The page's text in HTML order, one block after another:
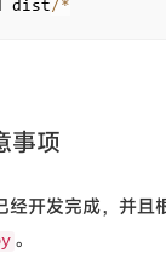
dist/ *
事项
经开发完成，并且
。